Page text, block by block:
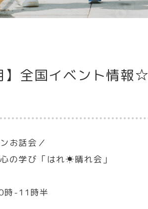
】全国イベント情報☆
お話会／
の学び「はれ☀晴れ会」
時-11時半